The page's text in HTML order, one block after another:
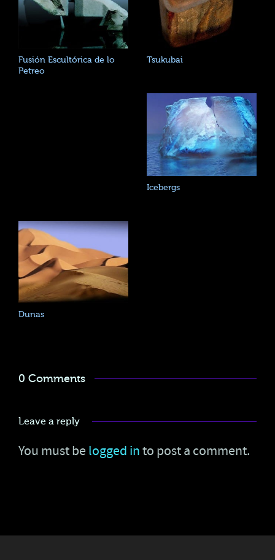
Fusión Escultórica de lo
Petreo
Tsukubai
Icebergs
Dunas
0 Comments
Leave a reply
You must be logged into post a comment.